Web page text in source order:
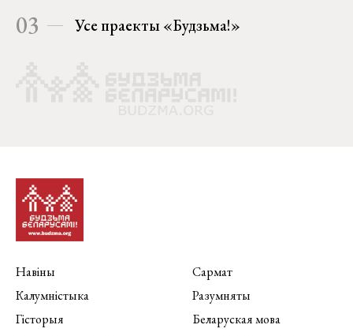
03 Усе праекты «Будзьма!»
Навіны
Калумністыка
Гісторыя
Сармат
Разумняты
Беларуская мова